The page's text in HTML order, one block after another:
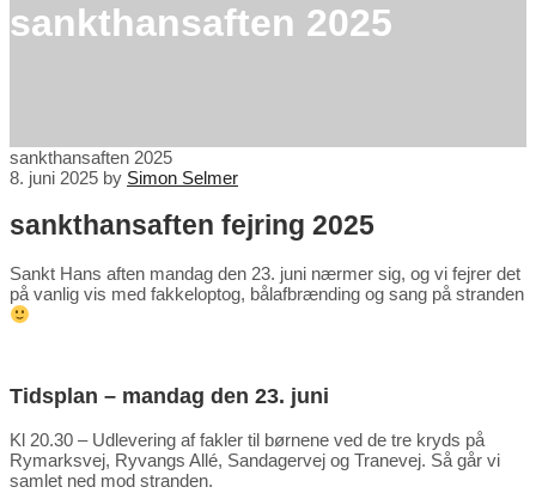
sankthansaften 2025
sankthansaften 2025
8. juni 2025 by Simon Selmer
sankthansaften fejring 2025
Sankt Hans aften mandag den 23. juni nærmer sig, og vi fejrer det
på vanlig vis med fakkeloptog, bålafbrænding og sang på stranden
Tidsplan – mandag den 23. juni
Kl 20.30 – Udlevering af fakler til børnene ved de tre kryds på
Rymarksvej, Ryvangs Allé, Sandagervej og Tranevej. Så går vi
samlet ned mod stranden.